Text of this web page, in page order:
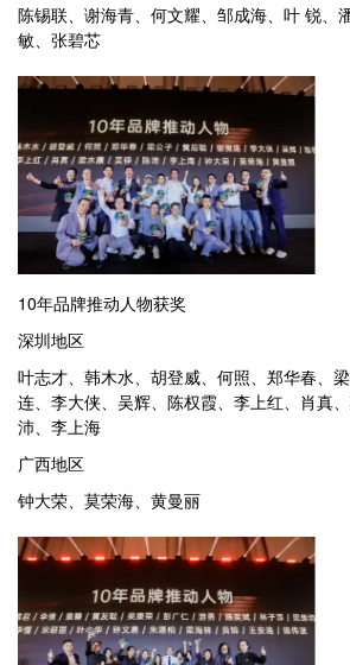
陈锡联、谢海青、何文耀、邹成海、叶 锐、
敏、张碧芯
10年品牌推动人物获奖
深圳地区
叶志才、韩木水、胡登威、何照、郑华春、
连、李大侠、吴辉、陈权霞、李上红、肖真
沛、李上海
广西地区
钟大荣、莫荣海、黄曼丽